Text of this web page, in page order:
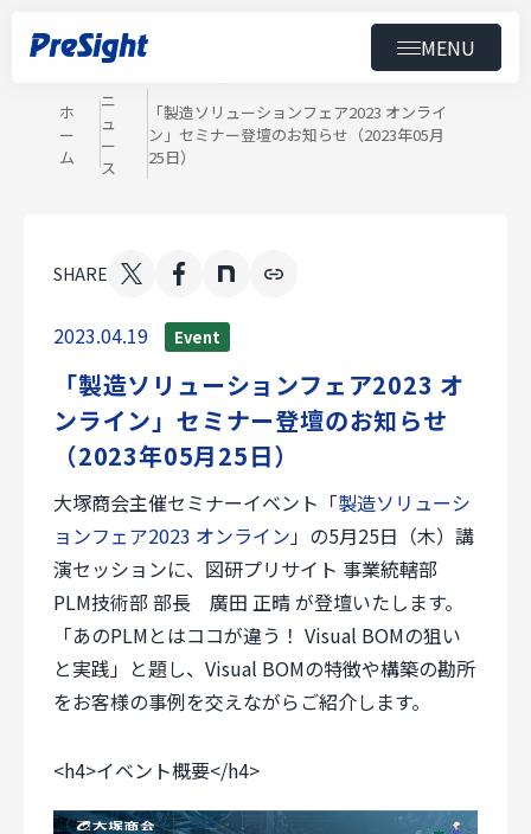
MENU
製品
ダウンロード
会社情報
スペシャルコンテンツ用語集採用情報
個人情報保護方針
サイトのご利用にあたって
サイトマップ
Follow Us
News
ホ
ー
ム
ニ
ュ
ー
ス
「製造ソリューションフェア2023 オンライ
ン」セミナー登壇のお知らせ（2023年05月
25日）
SHARE
2023.04.19 Event
「製造ソリューションフェア2023 オ
ンライン」セミナー登壇のお知らせ
（2023年05月25日）
大塚商会主催セミナーイベント「製造ソリューシ
ョンフェア2023 オンライン」の5月25日（木）講
演セッションに、図研プリサイト 事業統轄部
PLM技術部 部長 廣田 正晴 が登壇いたします。
「あのPLMとはココが違う！ Visual BOMの狙い
と実践」と題し、Visual BOMの特徴や構築の勘所
をお客様の事例を交えながらご紹介します。
<h4>イベント概要</h4>